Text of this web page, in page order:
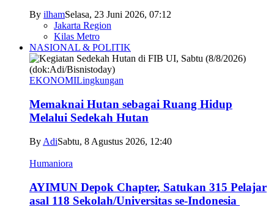
By ilhamSelasa, 23 Juni 2026, 07:12
Jakarta Region
Kilas Metro
NASIONAL & POLITIK
EKONOMILingkungan
Memaknai Hutan sebagai Ruang Hidup
Melalui Sedekah Hutan
By AdiSabtu, 8 Agustus 2026, 12:40
Humaniora
AYIMUN Depok Chapter, Satukan 315 Pelajar
asal 118 Sekolah/Universitas se-Indonesia